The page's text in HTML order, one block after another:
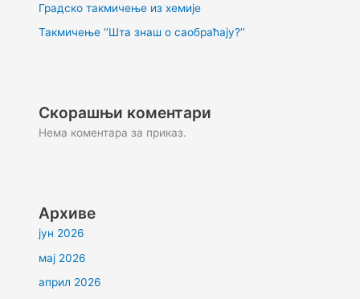
Градско такмичење из хемије
Такмичење ‘’Шта знаш о саобраћају?’’
Скорашњи коментари
Нема коментара за приказ.
Архиве
јун 2026
мај 2026
април 2026